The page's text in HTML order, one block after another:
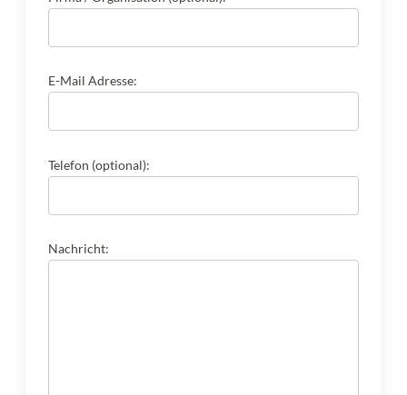
E-Mail Adresse:
Telefon (optional):
Nachricht: